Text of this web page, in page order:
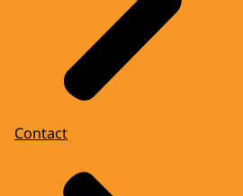
Contact